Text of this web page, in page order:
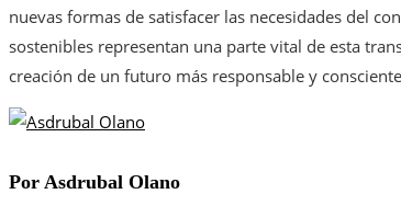
nuevas formas de satisfacer las necesidades del
sostenibles representan una parte vital de esta
creación de un futuro más responsable y
Por Asdrubal Olano